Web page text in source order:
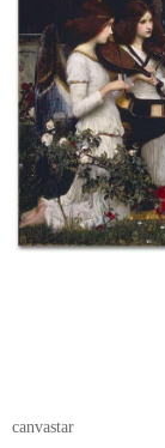
canvastar